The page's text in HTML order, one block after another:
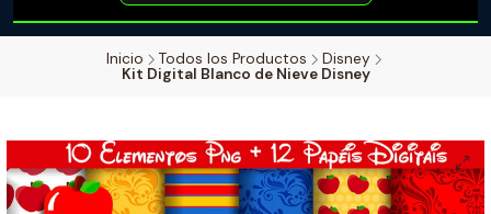
Inicio Todos los Productos
Disney
Kit Digital Blanco de Nieve Disney